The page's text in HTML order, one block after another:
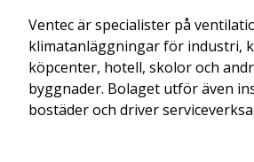
Ventec är specialister på
klimatanläggningar för industri,
köpcenter, hotell, skolor och
byggnader. Bolaget utför även
bostäder och driver